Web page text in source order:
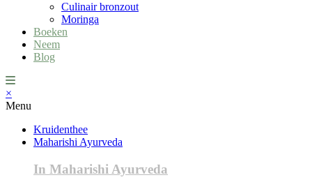
Culinair bronzout
Moringa
Boeken
Neem
Blog
×
Menu
Kruidenthee
Maharishi Ayurveda
In Maharishi Ayurveda